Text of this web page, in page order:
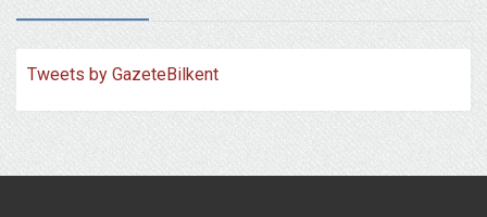
Tweets by GazeteBilkent